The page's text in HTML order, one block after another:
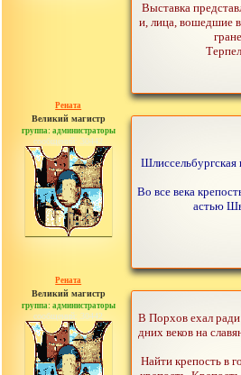
Выставка
и, лица, вошедшие в
Рената
Великий магистр
группа: администраторы
сообщений: 30442
Шлиссельбургская
Во все века
астью
Рената
Великий магистр
группа: администраторы
сообщений: 30442
В Порхов ехал ради
дних веков на
Найти крепость в